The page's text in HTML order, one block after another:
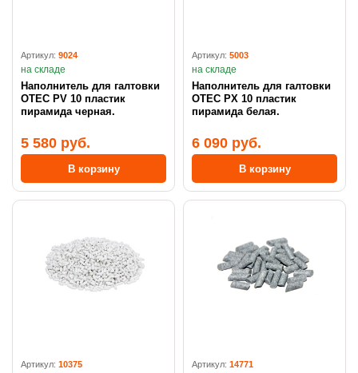
Артикул: 9024
на складе
Наполнитель для галтовки
OTEC PV 10 пластик
пирамида черная.
5 580 руб.
В корзину
Артикул: 5003
на складе
Наполнитель для галтовки
OTEC PX 10 пластик
пирамида белая.
6 090 руб.
В корзину
Артикул: 10375 Артикул: 14771